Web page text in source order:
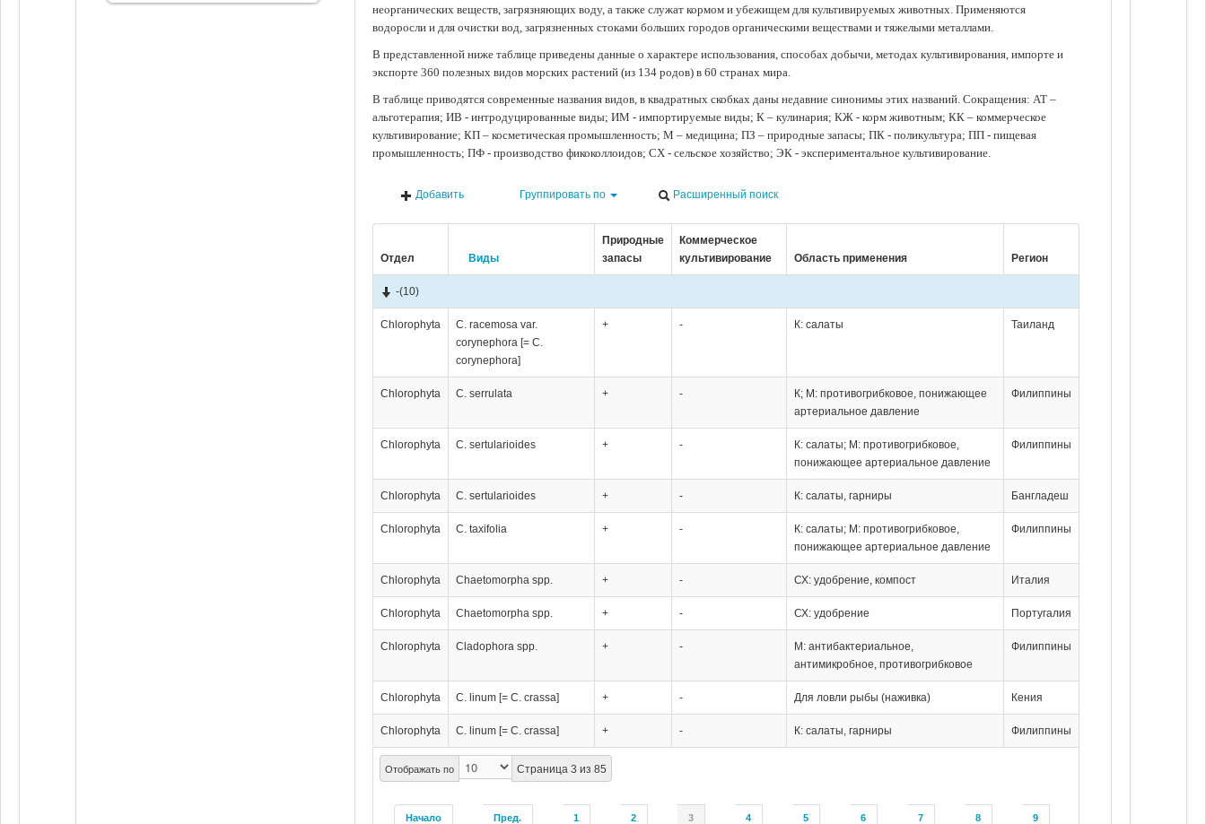
неорганических веществ, загрязняющих воду, а также служат кормом и убежищем для культивируемых животных. Применяются
водоросли и для очистки вод, загрязненных стоками больших городов органическими веществами и тяжелыми металлами.
В представленной ниже таблице приведены данные о характере использования, способах добычи, методах культивирования, импорте и
экспорте 360 полезных видов морских растений (из 134 родов) в 60 странах мира.
В таблице приводятся современные названия видов, в квадратных скобках даны недавние синонимы этих названий. Сокращения: АТ –
альготерапия; ИВ - интродуцированные виды; ИМ - импортируемые виды; К – кулинария; КЖ - корм животным; КК – коммерческое
культивирование; КП – косметическая промышленность; М – медицина; ПЗ – природные запасы; ПК - поликультура; ПП - пищевая
промышленность; ПФ - производство фикоколлоидов; СХ - сельское хозяйство; ЭК - экспериментальное культивирование.
Добавить Группировать по Расширенный поиск
Отдел Виды
Природные
запасы
Коммерческое
культивирование
Область применения Регион
Отображать по Страница 3 из 85
Начало Пред. 1 2 3 4 5 6 7 8 9
-(10)
Chlorophyta
C. racemosa var.
corynephora [= C.
corynephora]
+ - К: салаты Таиланд
Chlorophyta C. serrulata + -
К; М: противогрибковое, понижающее
артериальное давление
Филиппины
Chlorophyta C. sertularioides + -
К: салаты; М: противогрибковое,
понижающее артериальное давление
Филиппины
Chlorophyta C. sertularioides + - К: салаты, гарниры Бангладеш
Chlorophyta C. taxifolia + -
К: салаты; М: противогрибковое,
понижающее артериальное давление
Филиппины
Chlorophyta Chaetomorpha spp. + - СХ: удобрение, компост Италия
Chlorophyta Chaetomorpha spp. + - СХ: удобрение Португалия
Chlorophyta Cladophora spp. + -
М: антибактериальное,
антимикробное, противогрибковое
Филиппины
Chlorophyta C. linum [= C. crassa] + - Для ловли рыбы (наживка) Кения
Chlorophyta C. linum [= C. crassa] + - К: салаты, гарниры Филиппины